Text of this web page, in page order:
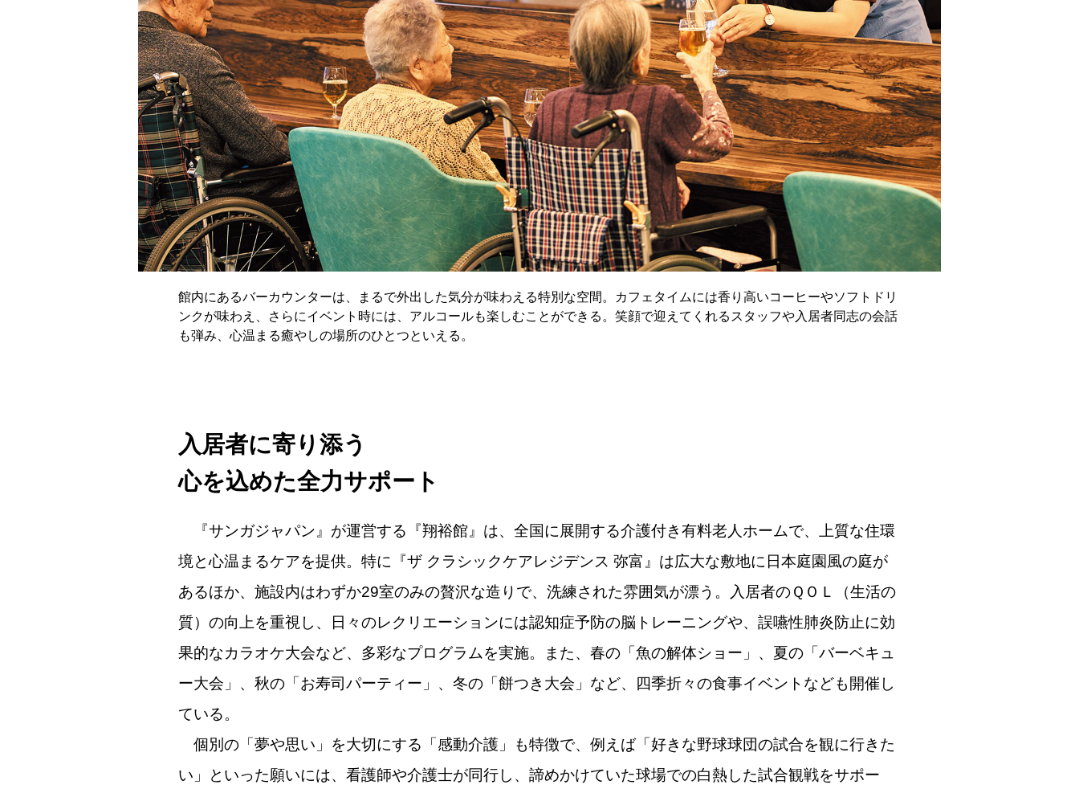
館内にあるバーカウンターは、まるで外出した気分が味わえる特別な空間。カフェタイムには香り高いコーヒーやソフトドリ
ンクが味わえ、さらにイベント時には、アルコールも楽しむことができる。笑顔で迎えてくれるスタッフや入居者同志の会話
も弾み、心温まる癒やしの場所のひとつといえる。
入居者に寄り添う
心を込めた全力サポート
『サンガジャパン』が運営する『翔裕館』は、全国に展開する介護付き有料老人ホームで、上質な住環
境と心温まるケアを提供。特に『ザ クラシックケアレジデンス 弥富』は広大な敷地に日本庭園風の庭が
あるほか、施設内はわずか29室のみの贅沢な造りで、洗練された雰囲気が漂う。入居者のＱＯＬ（生活の
質）の向上を重視し、日々のレクリエーションには認知症予防の脳トレーニングや、誤嚥性肺炎防止に効
果的なカラオケ大会など、多彩なプログラムを実施。また、春の「魚の解体ショー」、夏の「バーベキュ
ー大会」、秋の「お寿司パーティー」、冬の「餅つき大会」など、四季折々の食事イベントなども開催し
ている。
個別の「夢や思い」を大切にする「感動介護」も特徴で、例えば「好きな野球球団の試合を観に行きた
い」といった願いには、看護師や介護士が同行し、諦めかけていた球場での白熱した試合観戦をサポー